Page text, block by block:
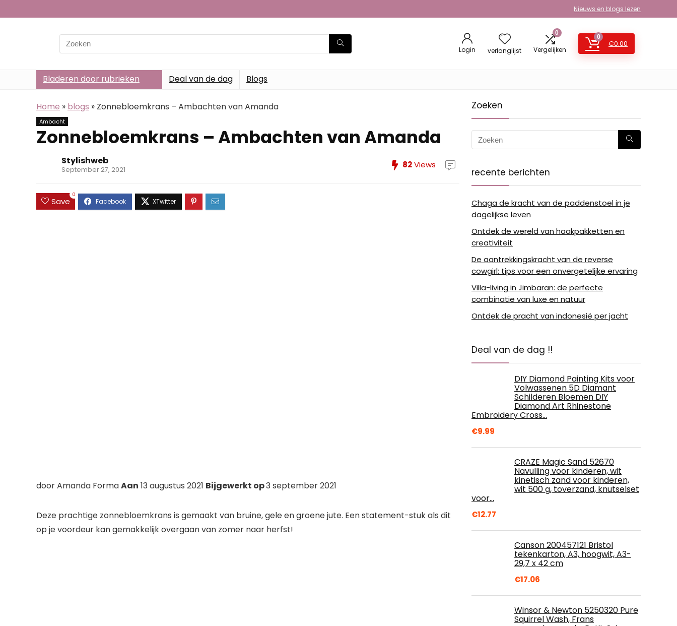
Nieuws en blogs lezen
Search
for:
Login verlanglijst
0
Vergelijken
0
€0.00
Bladeren door rubrieken Deal van de dag Blogs
Home » blogs » Zonnebloemkrans – Ambachten van Amanda
Ambacht
Zonnebloemkrans – Ambachten van Amanda
Stylishweb
September 27, 2021 82Views
Save
0
Auteur
doorAmanda FormaAan 13 augustus 2021 Bijgewerkt op3 september 2021
Deze prachtige zonnebloemkrans is gemaakt van bruine, gele en groene jute. Een statement-stuk als dit
op je voordeur kan gemakkelijk overgaan van zomer naar herfst!
Zoeken
recente berichten
Chaga de kracht van de paddenstoel in je
dagelijkse leven
Ontdek de wereld van haakpakketten en
creativiteit
De aantrekkingskracht van de reverse
cowgirl: tips voor een onvergetelijke ervaring
Villa-living in Jimbaran: de perfecte
combinatie van luxe en natuur
Ontdek de pracht van indonesië per jacht
Deal van de dag !!
DIY Diamond Painting Kits voor
Volwassenen 5D Diamant
Schilderen Bloemen DIY
Diamond Art Rhinestone
Embroidery Cross…
€9.99
CRAZE Magic Sand 52670
Navulling voor kinderen, wit
kinetisch zand voor kinderen,
wit 500 g, toverzand, knutselset
voor…
€12.77
Canson 200457121 Bristol
tekenkarton, A3, hoogwit, A3-
29,7 x 42 cm
€17.06
Winsor & Newton 5250320 Pure
Squirrel Wash, Frans